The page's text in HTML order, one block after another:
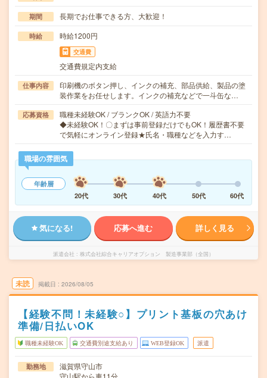
期間 長期でお仕事できる方、大歓迎！
時給 時給1200円
交通費
交通費規定内支給
仕事内容
印刷機のボタン押し、インクの補充、部品供給、製品の塗
装作業をお任せします。インクの補充などで一斗缶な…
応募資格
職種未経験OK / ブランクOK / 英語力不要
◆未経験OK！〇まずは事前登録だけでもOK！履歴書不要
で気軽にオンライン登録★氏名・職種などを入力す…
職場の雰囲気
年齢層
20代
30代 40代 50代 60代
気になる! 応募へ進む 詳しく見る
派遣会社 株式会社綜合キャリアオプション 製造事業部（全国）
未読 掲載日 2026/08/05
【経験不問！未経験○】プリント基板の穴あけ
準備/日払いOK
職種未経験OK 交通費別途支給あり WEB登録OK 派遣
勤務地
滋賀県守山市
守山駅から車11分